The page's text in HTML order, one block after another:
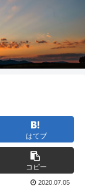
はてブ
コピー
2020.07.05